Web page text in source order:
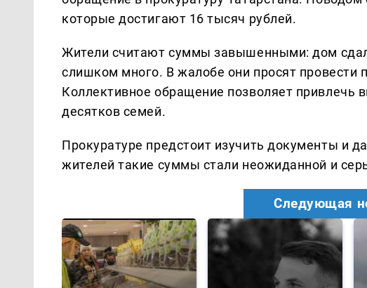
которые достигают 16 тысяч рублей.
Жители считают суммы завышенными: дом
слишком много. В жалобе они просят провести
Коллективное обращение позволяет привлечь
десятков семей.
Прокуратуре предстоит изучить документы и
жителей такие суммы стали неожиданной и
Следующая